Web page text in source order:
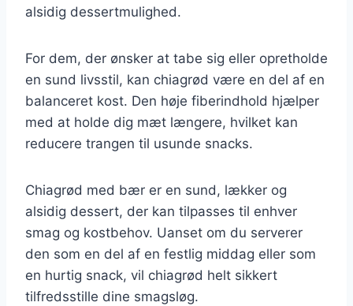
alsidig dessertmulighed.
For dem, der ønsker at tabe sig eller opretholde
en sund livsstil, kan chiagrød være en del af en
balanceret kost. Den høje fiberindhold hjælper
med at holde dig mæt længere, hvilket kan
reducere trangen til usunde snacks.
Chiagrød med bær er en sund, lækker og
alsidig dessert, der kan tilpasses til enhver
smag og kostbehov. Uanset om du serverer
den som en del af en festlig middag eller som
en hurtig snack, vil chiagrød helt sikkert
tilfredsstille dine smagsløg.